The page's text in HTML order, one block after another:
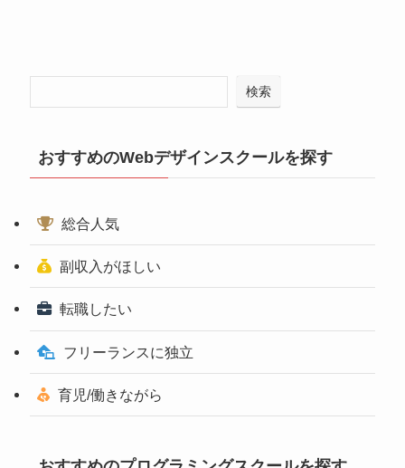
検索
おすすめのWebデザインスクールを探す
総合人気
副収入がほしい
転職したい
フリーランスに独立
育児/働きながら